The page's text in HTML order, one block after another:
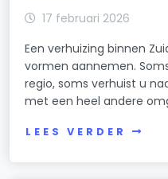
17 februari 2026
Een verhuizing binnen
vormen aannemen.
regio, soms verhuist u
met een heel andere
LEES VERDER